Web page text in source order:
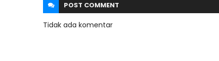
POST COMMENT
Tidak ada komentar